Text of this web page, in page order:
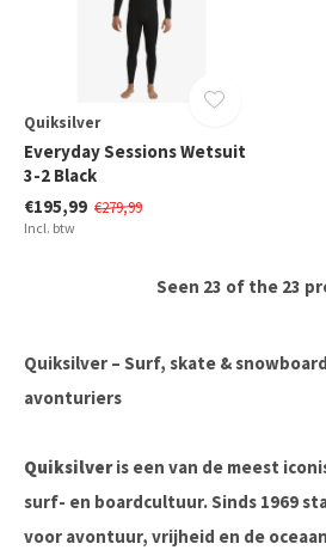
Quiksilver
Everyday Sessions Wetsuit
3-2 Black
€195,99 €279,99
Incl. btw
Seen 23 of the 23
Quiksilver – Surf, skate &
avonturiers
Quiksilveris een van de meest
surf- en boardcultuur. Sinds 1969
voor avontuur, vrijheid en de